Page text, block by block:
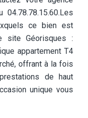
04.78.78.15.60.Les
ce bien est
site Géorisques :
appartement T4
offrant à la fois
de haut
unique vous